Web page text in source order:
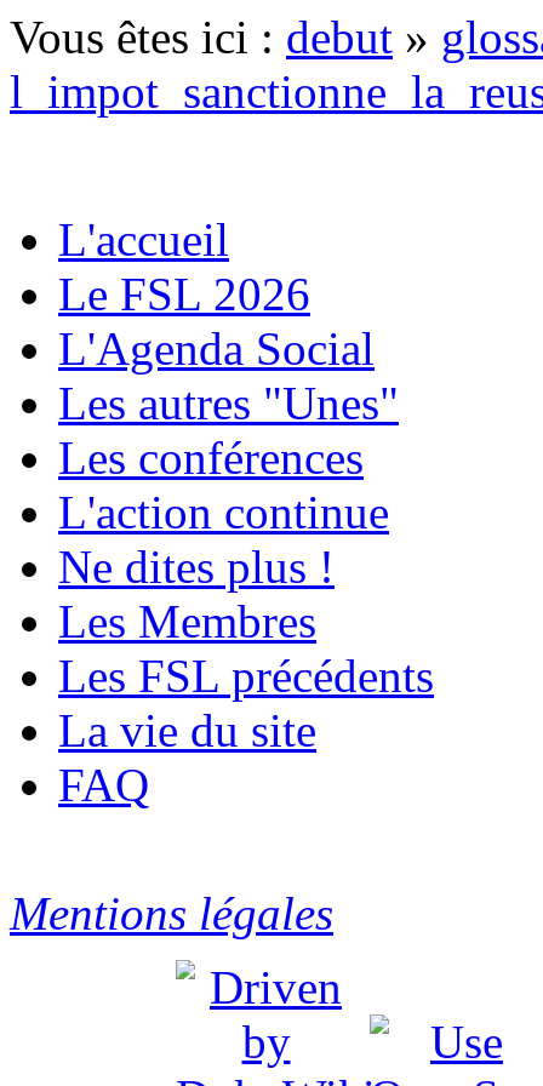
Vous êtes ici : debut »
L'accueil
Le FSL 2026
L'Agenda Social
Les autres "Unes"
Les conférences
L'action continue
Ne dites plus !
Les Membres
Les FSL précédents
La vie du site
FAQ
Mentions légales